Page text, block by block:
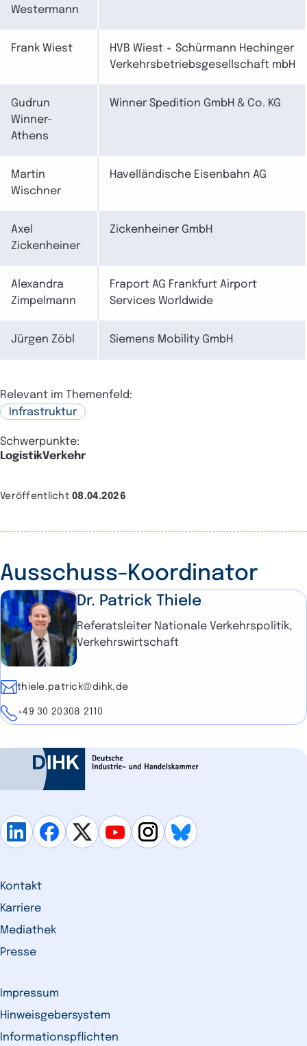
Westermann
Frank Wiest
HVB Wiest + Schürmann Hechinger
Verkehrsbetriebsgesellschaft mbH
Gudrun
Winner-
Athens
Winner Spedition GmbH & Co. KG
Martin
Wischner
Havelländische Eisenbahn AG
Axel
Zickenheiner
Zickenheiner GmbH
Alexandra
Zimpelmann
Fraport AG Frankfurt Airport
Services Worldwide
Jürgen Zöbl Siemens Mobility GmbH
Relevant im Themenfeld:
Infrastruktur
Schwerpunkte:
LogistikVerkehr
Veröffentlicht08.04.2026
Ausschuss-Koordinator
Dr. Patrick Thiele
Referatsleiter Nationale Verkehrspolitik,
Verkehrswirtschaft
E-Mailthiele.patrick@dihk.de
Telefon
+49 30 20308 2110
Kontakt
Karriere
Mediathek
Presse
Impressum
Hinweisgebersystem
Informationspflichten